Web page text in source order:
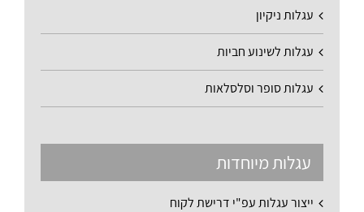
עגלות ניקיון
עגלות לשינוע חביות
עגלות סופר וסלסלאות
עגלות מיוחדות
ייצור עגלות עפ"י דרישת לקוח